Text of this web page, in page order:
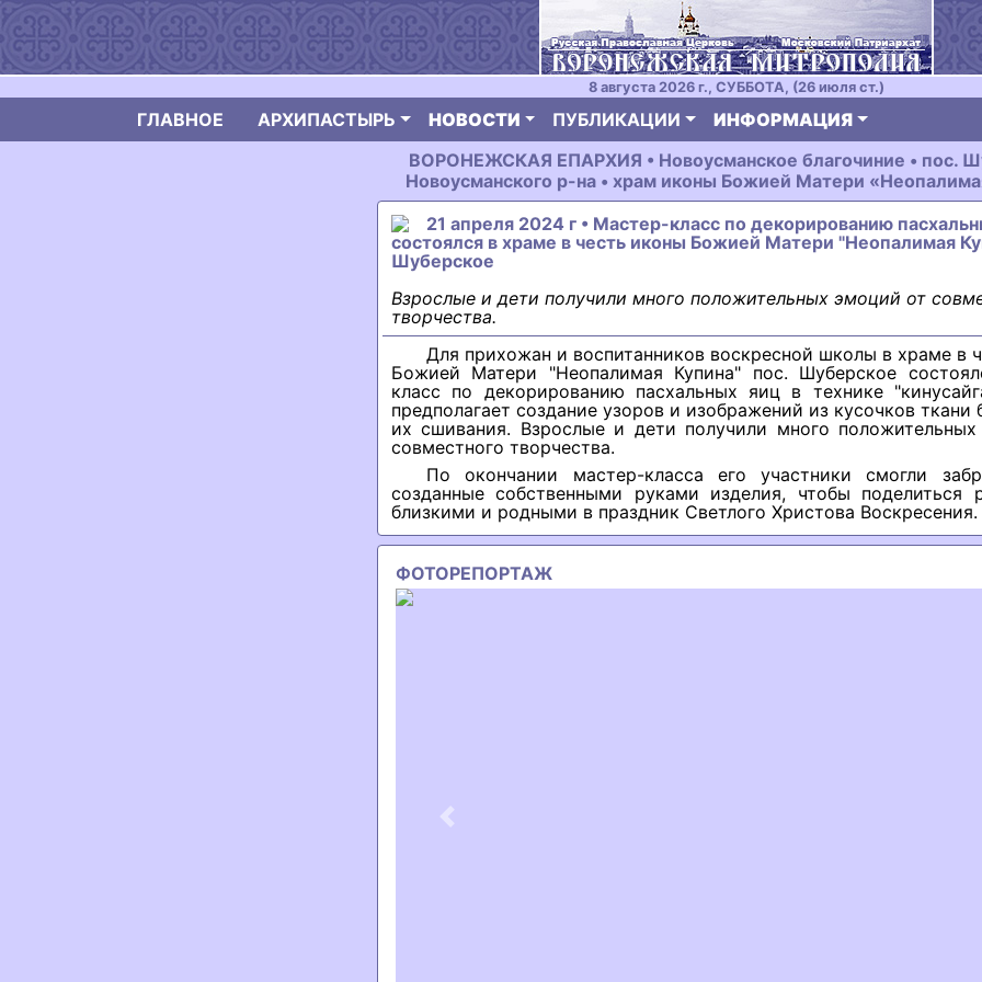
8 августа 2026 г., СУББОТА, (26 июля ст.)
ГЛАВНОЕ АРХИПАСТЫРЬ НОВОСТИ ПУБЛИКАЦИИ ИНФОРМАЦИЯ
ВОРОНЕЖСКАЯ ЕПАРХИЯ • Новоусманское благочиние • пос.
Новоусманского р-на • храм иконы Божией Матери
21 апреля 2024 г • Мастер-класс по декорированию
состоялся в храме в честь иконы Божией Матери "Неопалимая
Шуберское
Взрослые и дети получили много положительных эмоций от
творчества.
Для прихожан и воспитанников воскресной школы в храме в
Божией Матери "Неопалимая Купина" пос. Шуберское
класс по декорированию пасхальных яиц в технике
предполагает создание узоров и изображений из кусочков
их сшивания. Взрослые и дети получили много
совместного творчества.
По окончании мастер-класса его участники смогли
созданные собственными руками изделия, чтобы поделиться
близкими и родными в праздник Светлого Христова Воскресения.
ФОТОРЕПОРТАЖ
Previous